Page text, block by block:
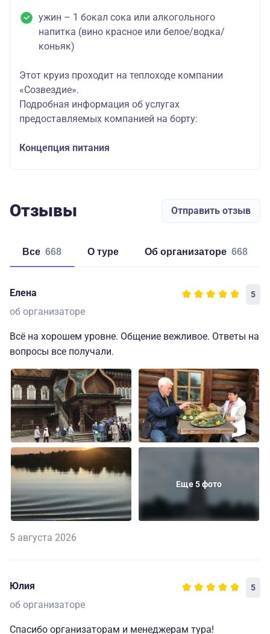
ужин – 1 бокал сока или алкогольного
напитка (вино красное или белое/водка/
коньяк)
Этот круиз проходит на теплоходе компании
«Созвездие».
Подробная информация об услугах
предоставляемых компанией на борту:
Концепция питания
Отзывы Отправить отзыв
Все 668 о туре об организаторе 668
Елена 5
об организаторе
Всё на хорошем уровне. Общение вежливое. Ответы на
вопросы все получали.
Еще 5 фото
5 августа 2026
Юлия 5
об организаторе
Спасибо организаторам и менеджерам тура!